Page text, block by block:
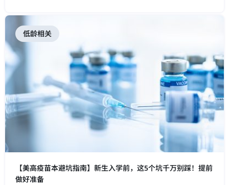
低龄相关
【美高疫苗本避坑指南】新生入学前，这5个坑千万别踩！提前
做好准备